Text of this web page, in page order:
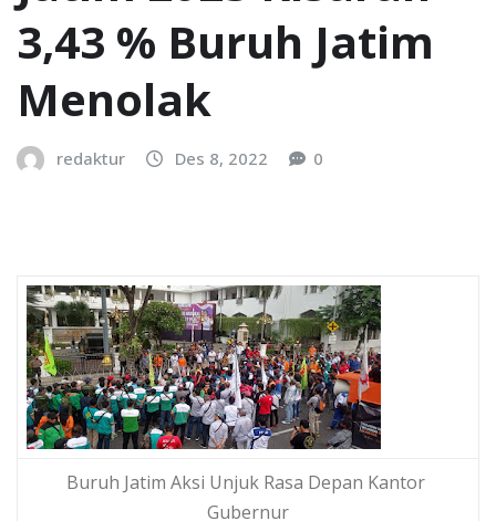
3,43 % Buruh Jatim
Menolak
redaktur Des 8, 2022 0
Buruh Jatim Aksi Unjuk Rasa Depan Kantor
Gubernur